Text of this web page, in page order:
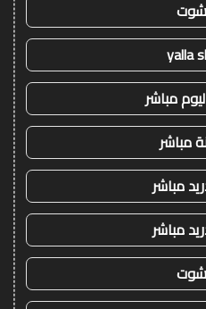
شوت
yalla
مباشر
مباشر
مباشر
مباشر
شوت